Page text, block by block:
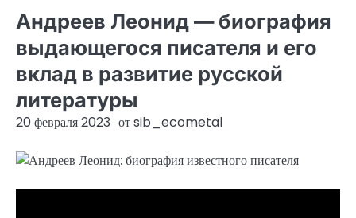
Андреев Леонид — биография
выдающегося писателя и его
вклад в развитие русской
литературы
20 февраля 2023 отsib_ecometal